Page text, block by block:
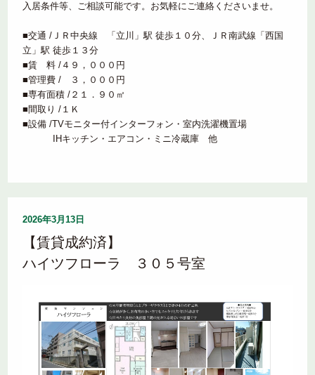
入居条件等、ご相談可能です。お気軽にご連絡くださいませ。
■交通 /ＪＲ中央線 「立川」駅 徒歩１０分、ＪＲ南武線「西国
立」駅 徒歩１３分
■賃 料 /４９，０００円
■管理費 / ３，０００円
■専有面積 /２１．９０㎡
■間取り /１Ｋ
■設備 /TVモニター付インターフォン・室内洗濯機置場
IHキッチン・エアコン・ミニ冷蔵庫 他
2026年3月13日
【賃貸成約済】
ハイツフローラ ３０５号室